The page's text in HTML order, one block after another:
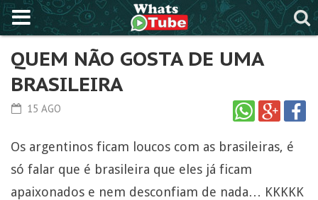
QUEM NÃO GOSTA DE UMA
BRASILEIRA
15 AGO
Os argentinos ficam loucos com as brasileiras, é
só falar que é brasileira que eles já ficam
apaixonados e nem desconfiam de nada… KKKKK